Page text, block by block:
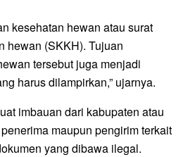
kesehatan hewan atau surat
hewan (SKKH). Tujuan
tersebut juga menjadi
harus dilampirkan,” ujarnya.
imbauan dari kabupaten atau
maupun pengirim terkait
yang dibawa ilegal.